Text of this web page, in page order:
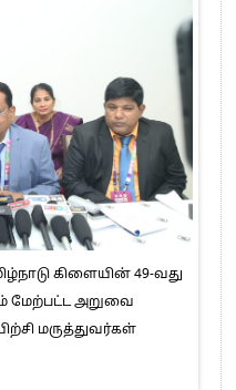
கிளையின் 49-வது
மேற்பட்ட அறுவை
மருத்துவர்கள்